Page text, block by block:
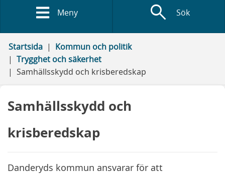
Meny search Sök
Startsida
Kommun och politik
Trygghet och säkerhet
Samhällsskydd och krisberedskap
Samhällsskydd och
krisberedskap
Danderyds kommun ansvarar för att